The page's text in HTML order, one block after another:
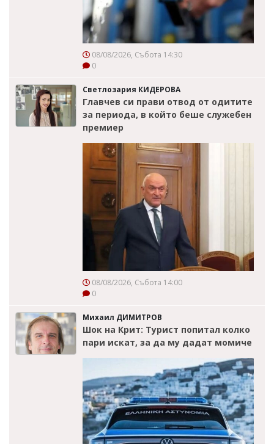
08/08/2026, Събота 14:30
0
Светлозария КИДЕРОВА
Главчев си прави отвод от одитите
за периода, в който беше служебен
премиер
08/08/2026, Събота 14:00
0
Михаил ДИМИТРОВ
Шок на Крит: Турист попитал колко
пари искат, за да му дадат момиче